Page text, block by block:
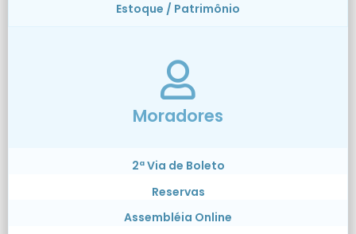
Estoque / Patrimônio
Moradores
2ª Via de Boleto
Reservas
Assembléia Online